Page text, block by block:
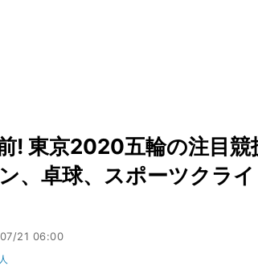
! 東京2020五輪の注目
、卓球、スポーツクラ
21 06:00